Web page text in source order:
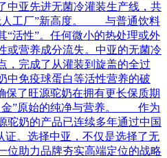
中亚先进无菌冷灌装生产线，共
人工厂”新高度。 与普通饮料
“活性”。任何微小的热处理或外
或营养成分流失。中亚的无菌冷
，完成了从灌装到旋盖的全过
中免疫球蛋白等活性营养的破
保了旺源驼奶在拥有更长保质期
金”原始的纯净与营养。 作为
驼奶的产品已连续多年通过中国
证。选择中亚，不仅是选择了无
位助力品牌夯实高端定位的战略